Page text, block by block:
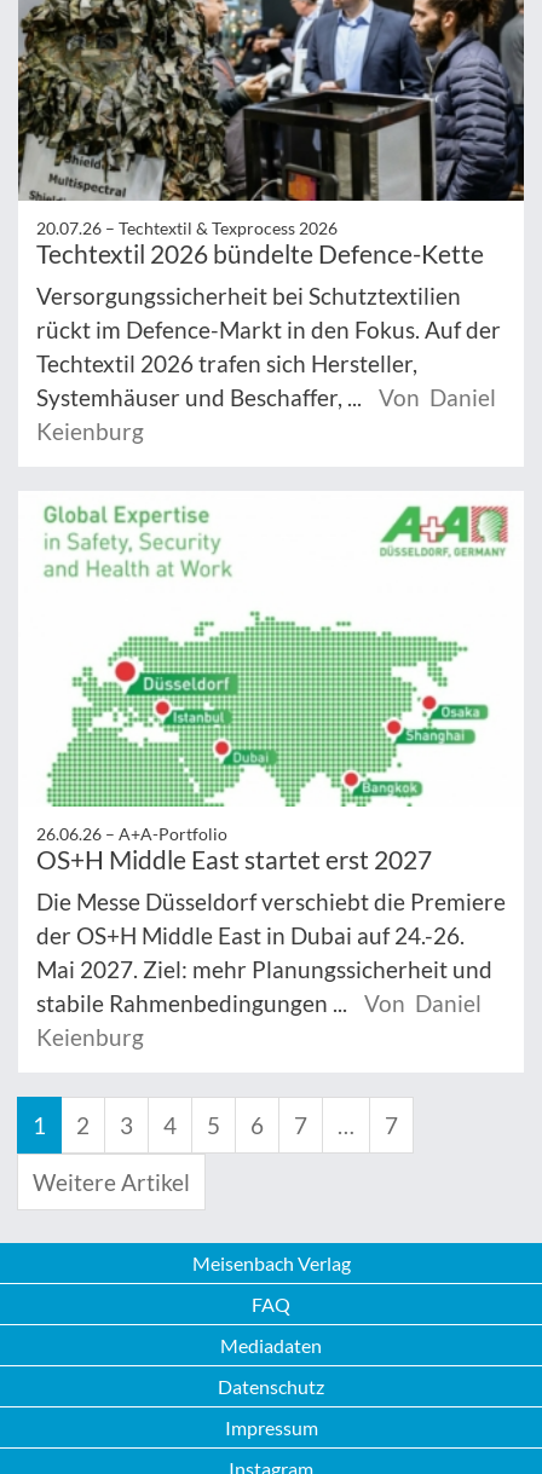
20.07.26 – Techtextil & Texprocess 2026
Techtextil 2026 bündelte Defence-Kette
Versorgungssicherheit bei Schutztextilien
rückt im Defence-Markt in den Fokus. Auf der
Techtextil 2026 trafen sich Hersteller,
Systemhäuser und Beschaffer, ...
Von Daniel
Keienburg
26.06.26 – A+A-Portfolio
OS+H Middle East startet erst 2027
Die Messe Düsseldorf verschiebt die Premiere
der OS+H Middle East in Dubai auf 24.-26.
Mai 2027. Ziel: mehr Planungssicherheit und
stabile Rahmenbedingungen ...
Von Daniel
Keienburg
1 2 3 4 5 6 7 … 7
Weitere Artikel
Meisenbach Verlag
FAQ
Mediadaten
Datenschutz
Impressum
Instagram